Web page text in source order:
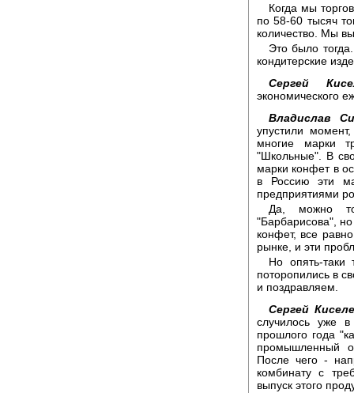
Когда мы
по 58-60 тысяч
количество. Мы
Это было
кондитерские
Сергей
экономического
Владислав
упустили
многие марки
"Школьные". В
марки конфет в
в Россию эти
предприятиями
Да, можно
"Барбарисова",
конфет, все
рынке, и эти
Но опять-
поторопились в
и поздравляем.
Сергей
случилось уже
прошлого года
промышленный
После чего -
комбинату с
выпуск этого